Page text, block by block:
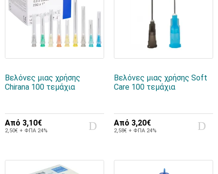
Bελόνες μιας χρήσης
Chirana 100 τεμάχια
Από 3,10€
2,50€ + ΦΠΑ 24%
Bελόνες μιας χρήσης Soft
Care 100 τεμάχια
Από 3,20€
2,58€ + ΦΠΑ 24%